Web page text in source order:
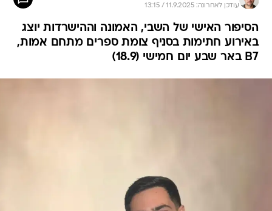
עודכן לאחרונה: 11.9.2025 / 13:15
הסיפור האישי של השבי, האמונה וההישרדות יוצג
באירוע חתימות בסניף צומת ספרים מתחם אמות,
B7 באר שבע יום חמישי (18.9)